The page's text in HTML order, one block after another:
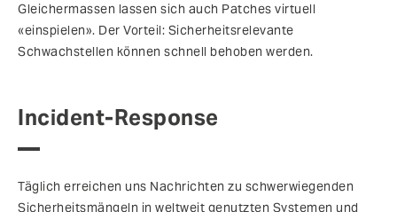
Gleichermassen lassen sich auch Patches virtuell
«einspielen». Der Vorteil: Sicherheitsrelevante
Schwachstellen können schnell behoben werden.
Incident-Response
Täglich erreichen uns Nachrichten zu schwerwiegenden
Sicherheitsmängeln in weltweit genutzten Systemen und